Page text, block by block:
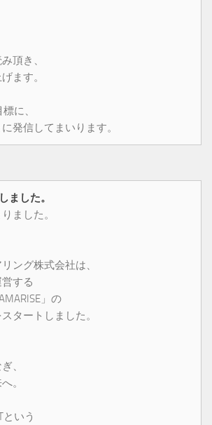
頂き、
ます。
に、
発信してまいります。
ました。
ました。
ング株式会社は、
する
」の
タートしました。
、
。
という